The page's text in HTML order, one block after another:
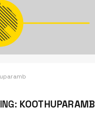
KOOTHUPARAMB